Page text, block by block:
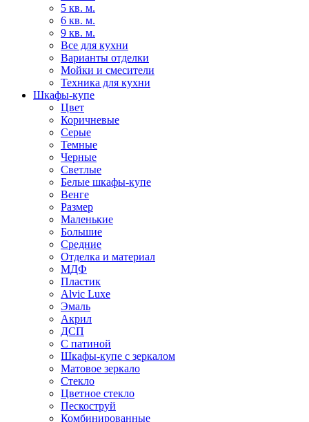
5 кв. м.
6 кв. м.
9 кв. м.
Все для кухни
Варианты отделки
Мойки и смесители
Техника для кухни
Шкафы-купе
Цвет
Коричневые
Серые
Темные
Черные
Светлые
Белые шкафы-купе
Венге
Размер
Маленькие
Большие
Средние
Отделка и материал
МДФ
Пластик
Alvic Luxe
Эмаль
Акрил
ДСП
С патиной
Шкафы-купе с зеркалом
Матовое зеркало
Стекло
Цветное стекло
Пескоструй
Комбинированные